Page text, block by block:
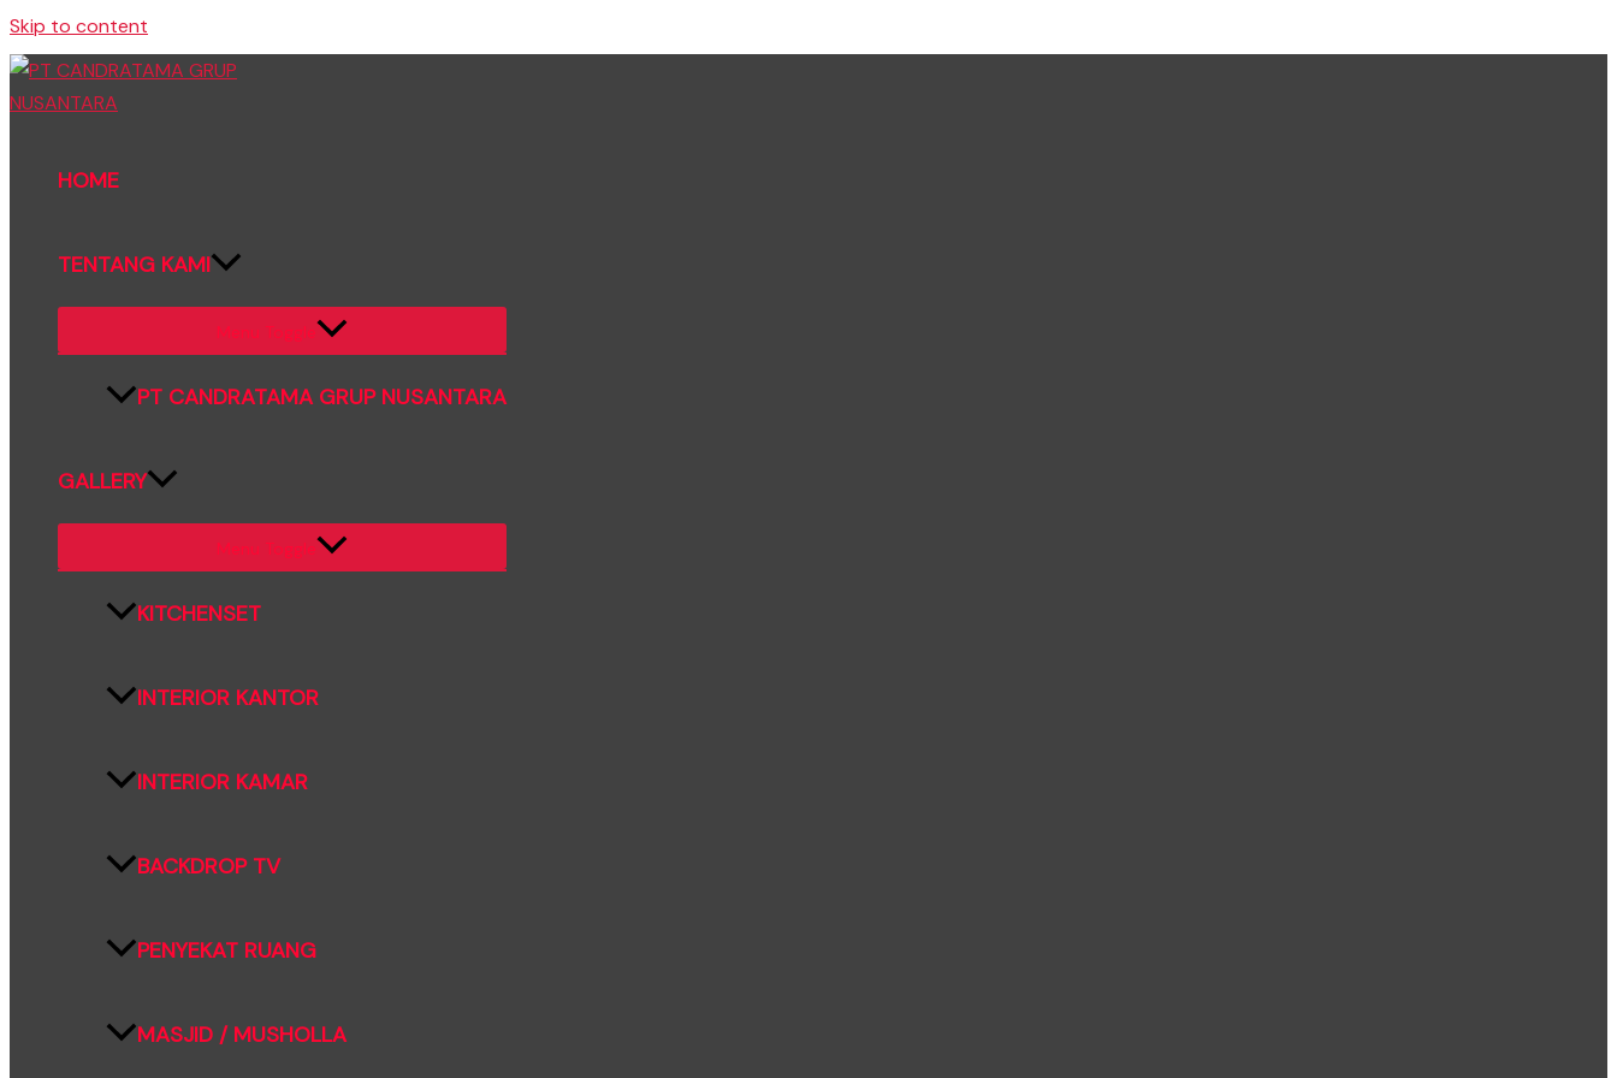
Skip to content
HOME
TENTANG KAMI
Menu Toggle
PT CANDRATAMA GRUP NUSANTARA
GALLERY
Menu Toggle
KITCHENSET
INTERIOR KANTOR
INTERIOR KAMAR
BACKDROP TV
PENYEKAT RUANG
MASJID / MUSHOLLA